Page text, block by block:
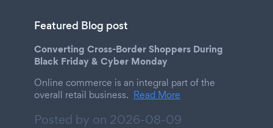
Featured Blog post
Converting Cross-Border Shoppers During
Black Friday & Cyber Monday
Online commerce is an integral part of the
overall retail business. Read More
Posted by on 2026-08-09